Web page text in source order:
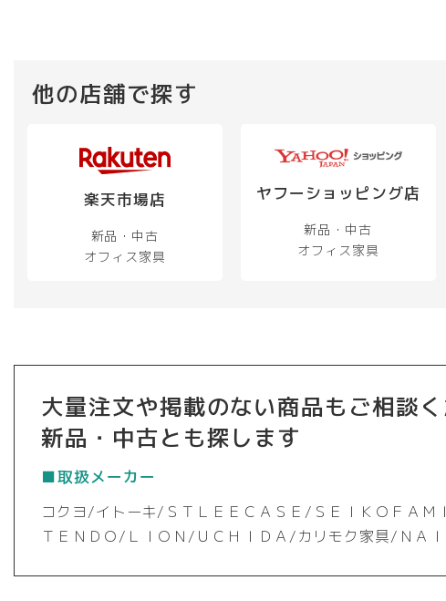
他の店舗で探す
楽天市場店
新品・中古
オフィス家具
ヤフーショッピング店
新品・中古
オフィス家具
大量注文や掲載のない商品もご相談
新品・中古とも探します
■取扱メーカー
コクヨ/イトーキ/ＳＴＬＥＥＣＡＳＥ/ＳＥＩＫＯＦＡ
ＴＥＮＤＯ/ＬＩＯＮ/ＵＣＨＩＤＡ/カリモク家具/ＮＡ